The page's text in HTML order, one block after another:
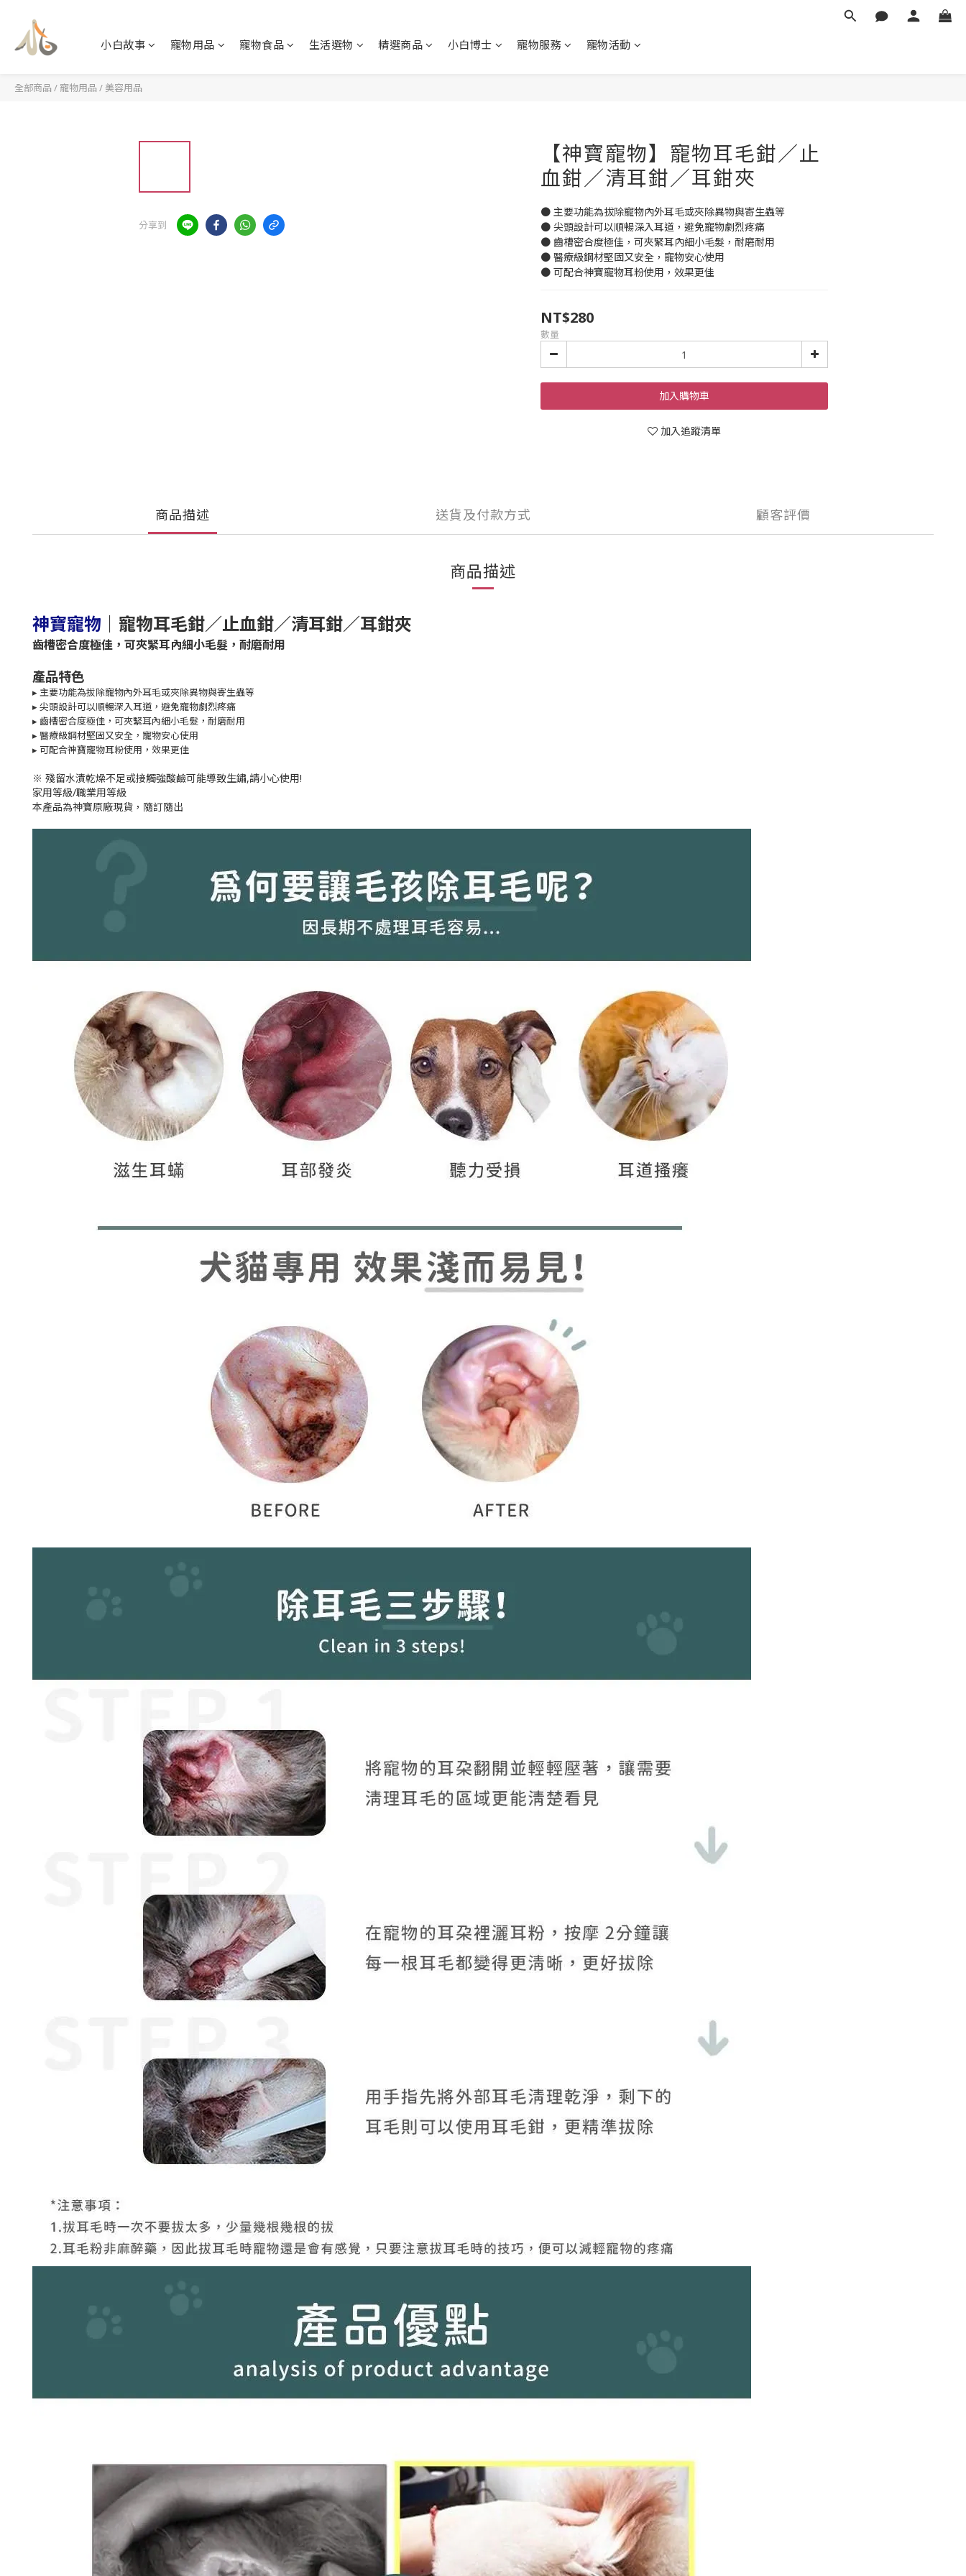
小白故事 寵物用品 寵物食品 生活選物 精選商品 小白博士 寵物服務 寵物活動
全部商品 / 寵物用品 / 美容用品
分享到
【神寶寵物】寵物耳毛鉗／止
血鉗／清耳鉗／耳鉗夾
● 主要功能為拔除寵物內外耳毛或夾除異物與寄生蟲等
● 尖頭設計可以順暢深入耳道，避免寵物劇烈疼痛
● 齒槽密合度極佳，可夾緊耳內細小毛髮，耐磨耐用
● 醫療級鋼材堅固又安全，寵物安心使用
● 可配合神寶寵物耳粉使用，效果更佳
NT$280
數量
加入購物車
加入追蹤清單
商品描述 送貨及付款方式 顧客評價
商品描述
神寶寵物 ｜ 寵物耳毛鉗／止血鉗／清耳鉗／耳鉗夾
齒槽密合度極佳，可夾緊耳內細小毛髮，耐磨耐用
產品特色
▸主要功能為拔除寵物內外耳毛或夾除異物與寄生蟲等
▸尖頭設計可以順暢深入耳道，避免寵物劇烈疼痛
▸齒槽密合度極佳，可夾緊耳內細小毛髮，耐磨耐用
▸醫療級鋼材堅固又安全，寵物安心使用
▸ 可配合神寶寵物耳粉使用，效果更佳
※ 殘留水漬乾燥不足或接觸強酸鹼可能導致生鏽,請小心使用!
家用等級/職業用等級
本產品為神寶原廠現貨，隨訂隨出